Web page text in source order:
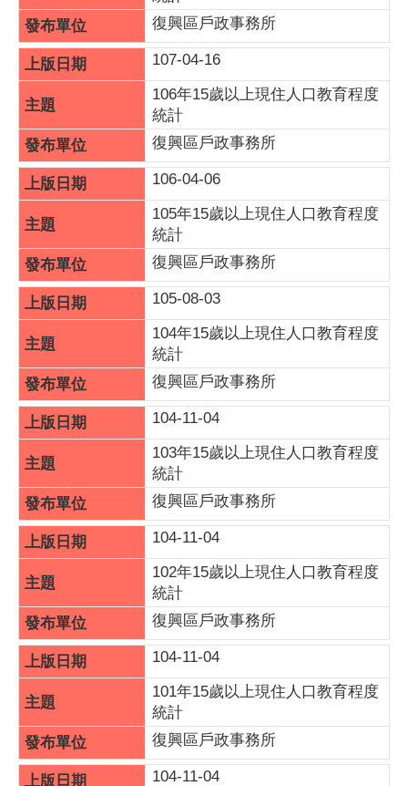
復興區戶政事務所
107-04-16
106年15歲以上現住人口教育程度
統計
復興區戶政事務所
106-04-06
105年15歲以上現住人口教育程度
統計
復興區戶政事務所
105-08-03
104年15歲以上現住人口教育程度
統計
復興區戶政事務所
104-11-04
103年15歲以上現住人口教育程度
統計
復興區戶政事務所
104-11-04
102年15歲以上現住人口教育程度
統計
復興區戶政事務所
104-11-04
101年15歲以上現住人口教育程度
統計
復興區戶政事務所
104-11-04